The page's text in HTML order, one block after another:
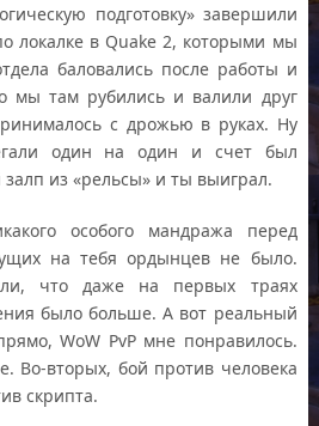
подготовку» завершили
локалке в Quake 2, которыми мы
баловались после работы и
мы там рубились и валили друг
с дрожью в руках. Ну
один на один и счет был
из «рельсы» и ты выиграл.
особого мандража перед
на тебя ордынцев не было.
что даже на первых траях
было больше. А вот реальный
WoW PvP мне понравилось.
Во-вторых, бой против человека
скрипта.